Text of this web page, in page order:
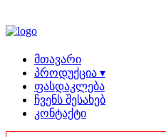
მთავარი
პროდუქცია ▾
ფასდაკლება
ჩვენს შესახებ
კონტაქტი